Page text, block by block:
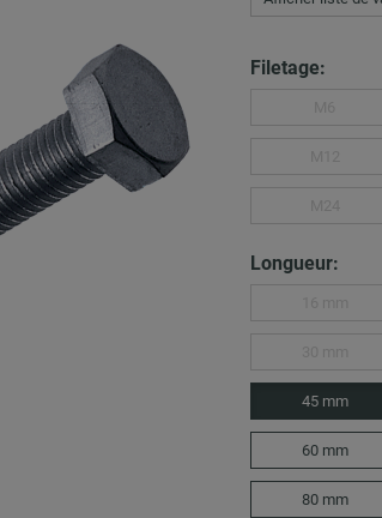
Filetage:
Longueur:
45 mm
60 mm
80 mm